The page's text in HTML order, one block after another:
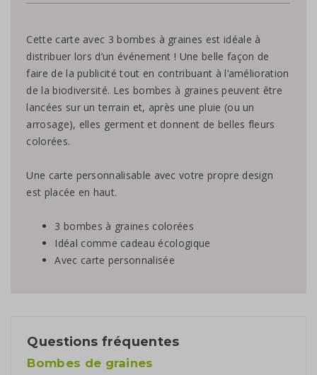
Cette carte avec 3 bombes à graines est idéale à
distribuer lors d’un événement ! Une belle façon de
faire de la publicité tout en contribuant à l’amélioration
de la biodiversité. Les bombes à graines peuvent être
lancées sur un terrain et, après une pluie (ou un
arrosage), elles germent et donnent de belles fleurs
colorées.
Une carte personnalisable avec votre propre design
est placée en haut.
3 bombes à graines colorées
Idéal comme cadeau écologique
Avec carte personnalisée
Questions fréquentes
Bombes de graines